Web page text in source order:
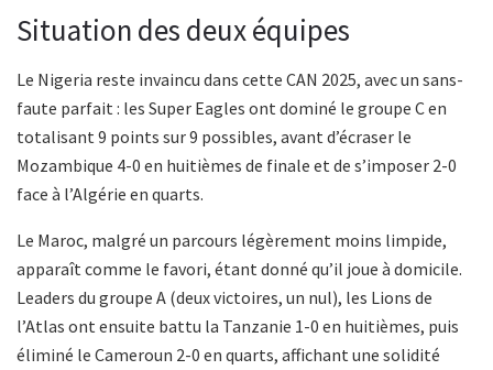
Situation des deux équipes
Le Nigeria reste invaincu dans cette CAN 2025, avec un sans-
faute parfait : les Super Eagles ont dominé le groupe C en
totalisant 9 points sur 9 possibles, avant d’écraser le
Mozambique 4-0 en huitièmes de finale et de s’imposer 2-0
face à l’Algérie en quarts.
Le Maroc, malgré un parcours légèrement moins limpide,
apparaît comme le favori, étant donné qu’il joue à domicile.
Leaders du groupe A (deux victoires, un nul), les Lions de
l’Atlas ont ensuite battu la Tanzanie 1-0 en huitièmes, puis
éliminé le Cameroun 2-0 en quarts, affichant une solidité